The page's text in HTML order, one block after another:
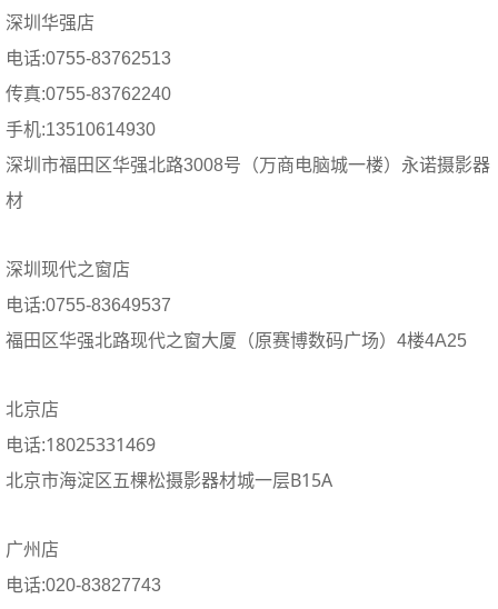
深圳华强店
电话:0755-83762513
传真:0755-83762240
手机:13510614930
深圳市福田区华强北路3008号（万商电脑城一楼）永诺摄影器
材
深圳现代之窗店
电话:0755-83649537
福田区华强北路现代之窗大厦（原赛博数码广场）4楼4A25
北京店
电话:18025331469
北京市海淀区五棵松摄影器材城一层B15A
广州店
电话:020-83827743